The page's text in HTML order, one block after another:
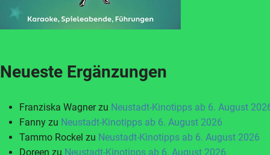
Neueste Ergänzungen
Franziska Wagnerzu Neustadt-Kinotipps ab 6. August
Fanny zu Neustadt-Kinotipps ab 6. August 2026
Tammo Rockel zu Neustadt-Kinotipps ab 6. August 2026
Doreen zu Neustadt-Kinotipps ab 6. August 2026